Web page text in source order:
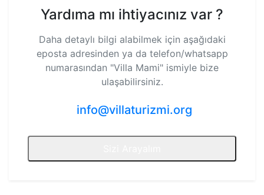
Yardıma mı ihtiyacınız var ?
Daha detaylı bilgi alabilmek için aşağıdaki
eposta adresinden ya da telefon/whatsapp
numarasından "Villa Mami" ismiyle bize
ulaşabilirsiniz.
info@villaturizmi.org